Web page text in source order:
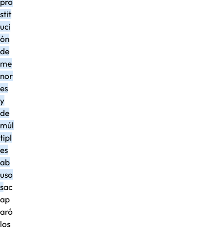
stit
uci
ón
de
me
nor
es
y
de
múl
tipl
es
ab
uso
sac
ap
aró
los